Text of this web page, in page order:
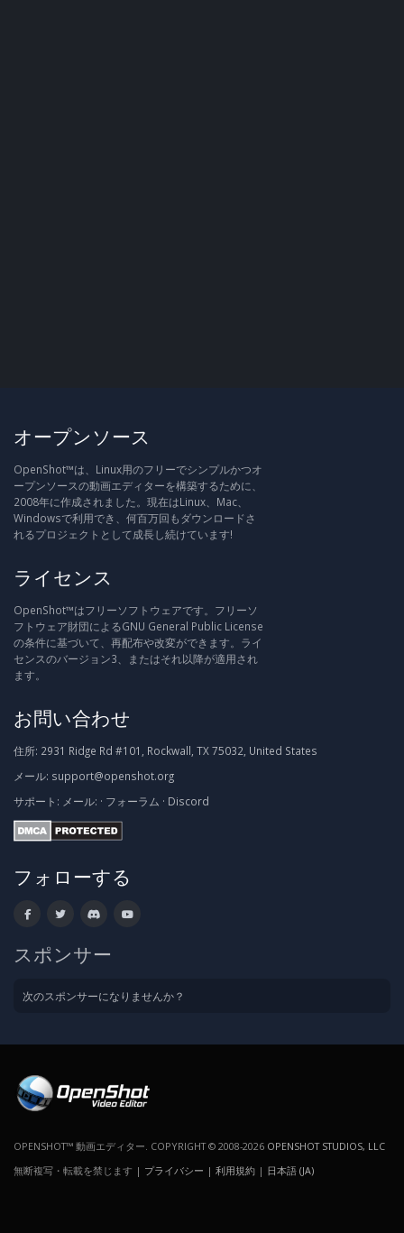
オープンソース
OpenShot™は、Linux用のフリーでシンプルかつオ
ープンソースの動画エディターを構築するために、
2008年に作成されました。現在はLinux、Mac、
Windowsで利用でき、何百万回もダウンロードさ
れるプロジェクトとして成長し続けています!
ライセンス
OpenShot™はフリーソフトウェアです。フリーソ
フトウェア財団によるGNU General Public License
の条件に基づいて、再配布や改変ができます。ライ
センスのバージョン3、またはそれ以降が適用され
ます。
お問い合わせ
住所: 2931 Ridge Rd #101, Rockwall, TX 75032, United States
メール: support@openshot.org
サポート: メール: · フォーラム · Discord
フォローする
スポンサー
次のスポンサーになりませんか？
OPENSHOT™ 動画エディター. COPYRIGHT © 2008-2026 OPENSHOT STUDIOS, LLC
無断複写・転載を禁じます | プライバシー | 利用規約 | 日本語 (JA)